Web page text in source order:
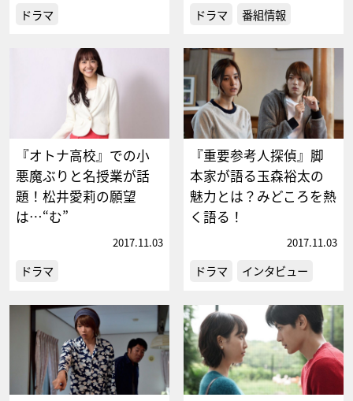
ドラマ ドラマ 番組情報
『オトナ高校』での小
悪魔ぶりと名授業が話
題！松井愛莉の願望
は…“む”
2017.11.03
ドラマ
『重要参考人探偵』脚
本家が語る玉森裕太の
魅力とは？みどころを熱
く語る！
2017.11.03
ドラマ インタビュー